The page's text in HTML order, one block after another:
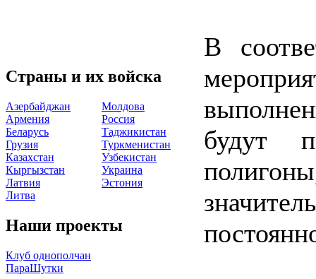
Страны и их войска
Азербайджан
Армения
Беларусь
Грузия
Казахстан
Кыргызстан
Латвия
Литва
Молдова
Россия
Таджикистан
Туркменистан
Узбекистан
Украина
Эстония
Наши проекты
Клуб однополчан
ПараШутки
В
будут